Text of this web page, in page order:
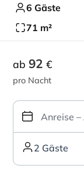
6 Gäste
71 m²
ab 92 €
pro Nacht
2 Gäste